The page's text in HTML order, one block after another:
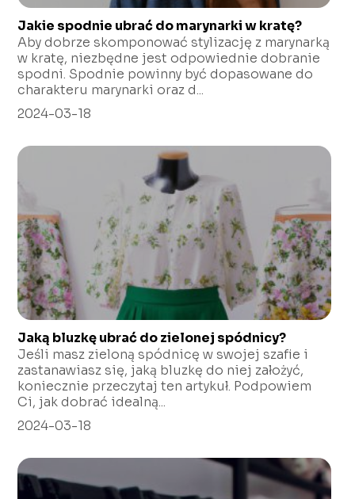
Jakie spodnie ubrać do marynarki w kratę?
Aby dobrze skomponować stylizację z marynarką
w kratę, niezbędne jest odpowiednie dobranie
spodni. Spodnie powinny być dopasowane do
charakteru marynarki oraz d...
2024-03-18
Jaką bluzkę ubrać do zielonej spódnicy?
Jeśli masz zieloną spódnicę w swojej szafie i
zastanawiasz się, jaką bluzkę do niej założyć,
koniecznie przeczytaj ten artykuł. Podpowiem
Ci, jak dobrać idealną...
2024-03-18